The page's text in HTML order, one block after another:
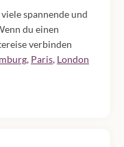
spannende und
du einen
verbinden
, Paris, London